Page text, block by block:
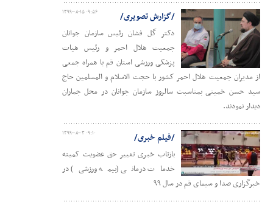
۱۳۹۹-۰۸-۱۵ ۰۹:۵۶ /گزارش تصویری/
دکتر گل فشان رئیس سازمان جوانان
جمعیت هلال احمر و رئیس هیات
پزشکی ورزشی استان قم با همراه جمعی
از مدیران جمعیت هلال احمر کشور با حجت الاسلام و المسلمین حاج
سید حسن خمینی بمناسبت سالروز سازمان جوانان در محل جماران
دیدار نمودند.
۱۳۹۹-۰۸-۰۳ ۰۹:۱۰ /فیلم خبری/
بازتاب خبری تغییر حق عضویت کمیته
خدمات درمانی (بیمه ورزشی) در
خبرگزاری صدا و سیمای قم در سال ۹۹